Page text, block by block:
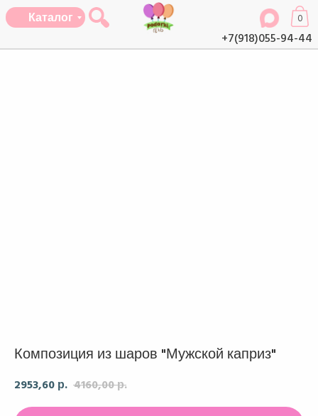
+7(918)055-94-44
0
Каталог
Композиция из шаров "Мужской каприз"
2953,60 р. 4160,00р.